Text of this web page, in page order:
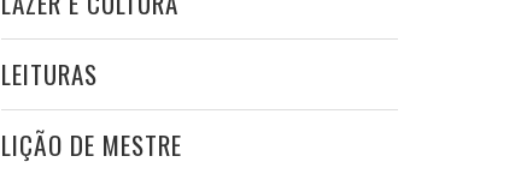
LEITURAS
LIÇÃO DE MESTRE